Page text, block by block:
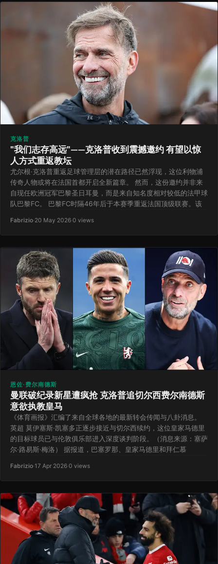
克洛普
"我们志存高远"——克洛普收到震撼邀约 有望以惊
人方式重返教坛
尤尔根·克洛普重返足球管理层的潜在路径已然浮现，这位利物浦
传奇人物或将在法国首都开启全新篇章。 然而，这份邀约并非来
自现任欧洲冠军巴黎圣日耳曼，而是来自知名度相对较低的法甲球
队巴黎FC。 巴黎FC时隔46年后于本赛季重返法国顶级联赛。该
Fabrizio·20 May 2026·0 views
恩佐·费尔南德斯
曼联破纪录新星遭疯抢 克洛普追切尔西费尔南德斯
意欲执教皇马
《体育画报》汇编了来自全球各地的最新转会传闻与八卦消息。
英超 莫伊塞斯·凯塞多正逐步接近与切尔西续约，这位皇家马德里
的目标球员已与伦敦俱乐部进入深度谈判阶段。（消息来源：塞萨
尔·路易斯·梅洛） 据报道，巴塞罗那、皇家马德里和拜仁慕
Fabrizio·17 Apr 2026·0 views